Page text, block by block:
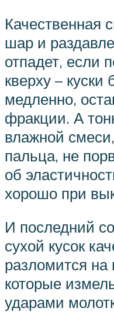
Качественная
шар и
отпадет, если
кверху – куски
медленно,
фракции. А
влажной
пальца, не
об
хорошо при
И последний
сухой кусок
разломится
которые
ударами